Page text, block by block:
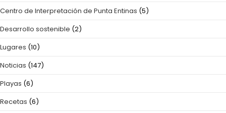
Centro de Interpretación de Punta Entinas (5)
Desarrollo sostenible (2)
Lugares (10)
Noticias (147)
Playas (6)
Recetas (6)